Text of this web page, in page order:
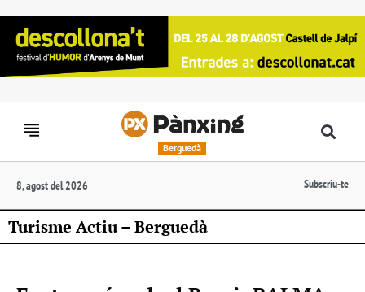
Berguedà
8, agost del 2026 Subscriu-te
Turisme Actiu – Berguedà